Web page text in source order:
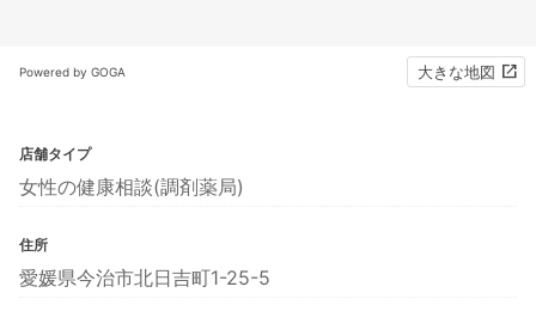
Powered by GOGA 大きな地図
店舗タイプ
女性の健康相談(調剤薬局)
住所
愛媛県今治市北日吉町1-25-5